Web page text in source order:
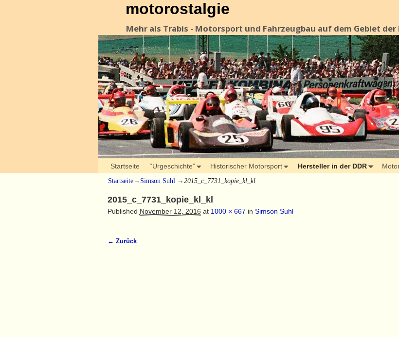
motorostalgie
Mehr als Trabis - Motorsport und Fahrzeugbau auf dem Gebiet der
Startseite “Urgeschichte” Historischer Motorsport Hersteller in der DDR
Startseite→ Simson Suhl → 2015_c_7731_kopie_kl_kl
2015_c_7731_kopie_kl_kl
Published November 12, 2016 at 1000 × 667 in Simson Suhl
← Zurück